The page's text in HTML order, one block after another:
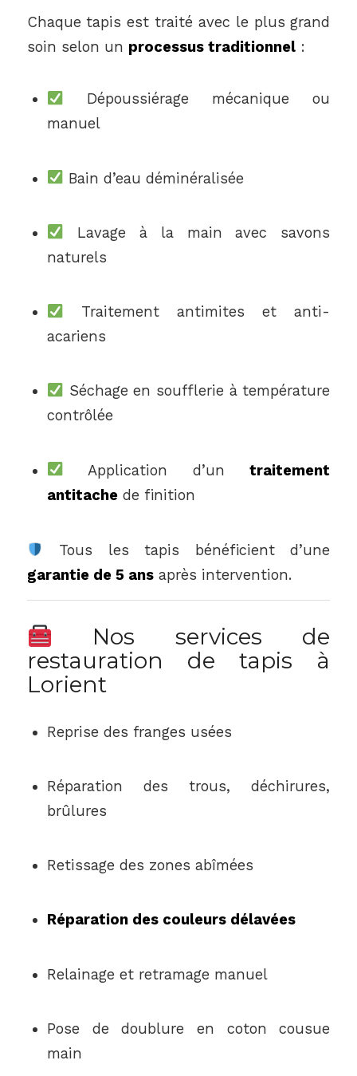
Chaque tapis est traité avec le plus grand
soin selon un processus traditionnel:
Dépoussiérage mécanique ou
manuel
Bain d’eau déminéralisée
Lavage à la main avec savons
naturels
Traitement antimites et anti-
acariens
Séchage en soufflerie à température
contrôlée
Application d’untraitement
antitachede finition
Tous les tapis bénéficient d’une
garantie de 5 ansaprès intervention.
Nos services de
restauration de tapis à
Lorient
Reprise des franges usées
Réparation des trous, déchirures,
brûlures
Retissage des zones abîmées
Réparation des couleurs délavées
Relainage et retramage manuel
Pose de doublure en coton cousue
main